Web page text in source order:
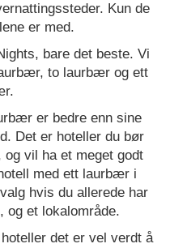
Kun de
er med.
bare det beste. Vi
to laurbær og ett
er bedre enn sine
Det er hoteller du bør
vil ha et meget godt
med ett laurbær i
hvis du allerede har
og et lokalområde.
det er vel verdt å